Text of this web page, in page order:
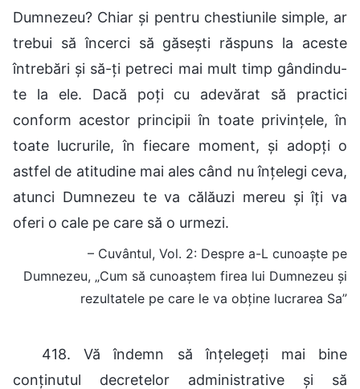
Dumnezeu? Chiar și pentru chestiunile simple, ar
trebui să încerci să găsești răspuns la aceste
întrebări și să-ți petreci mai mult timp gândindu-
te la ele. Dacă poți cu adevărat să practici
conform acestor principii în toate privințele, în
toate lucrurile, în fiecare moment, și adopți o
astfel de atitudine mai ales când nu înțelegi ceva,
atunci Dumnezeu te va călăuzi mereu și îți va
oferi o cale pe care să o urmezi.
– Cuvântul, Vol. 2: Despre a-L cunoaște pe
Dumnezeu, „Cum să cunoaștem firea lui Dumnezeu și
rezultatele pe care le va obține lucrarea Sa”
418. Vă îndemn să înțelegeți mai bine
conținutul decretelor administrative și să